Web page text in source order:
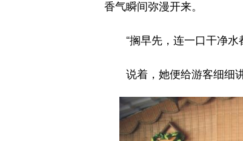
香气瞬间弥漫开来。
“搁早先，连一口干净水都
说着，她便给游客细细讲